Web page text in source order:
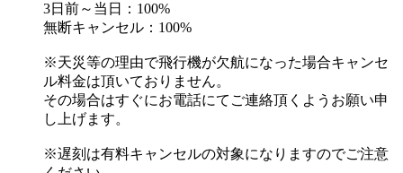
3日前～当日：100%
無断キャンセル：100%
※天災等の理由で飛行機が欠航になった場合キャンセ
ル料金は頂いておりません。
その場合はすぐにお電話にてご連絡頂くようお願い申
し上げます。
※遅刻は有料キャンセルの対象になりますのでご注意